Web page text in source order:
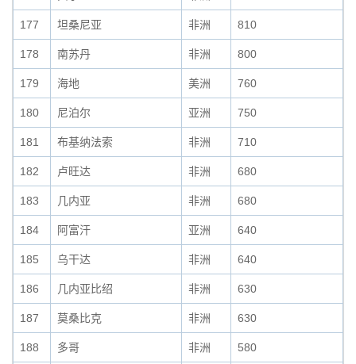
177 坦桑尼亚 非洲 810
178 南苏丹 非洲 800
179 海地 美洲 760
180 尼泊尔 亚洲 750
181 布基纳法索 非洲 710
182 卢旺达 非洲 680
183 几内亚 非洲 680
184 阿富汗 亚洲 640
185 乌干达 非洲 640
186 几内亚比绍 非洲 630
187 莫桑比克 非洲 630
188 多哥 非洲 580